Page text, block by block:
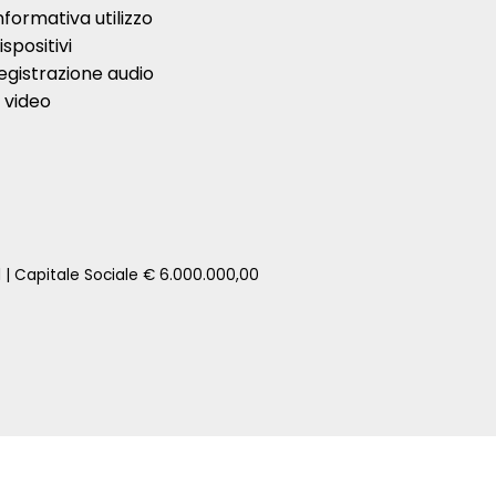
utilizzo
audio
video
| Capitale Sociale € 6.000.000,00